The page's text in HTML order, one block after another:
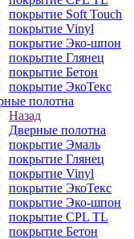
покрытие Soft Touch
покрытие Vinyl
покрытие Эко-шпон
покрытие Глянец
покрытие Бетон
покрытие ЭкоТекс
полотна
Назад
Дверные полотна
покрытие Эмаль
покрытие Глянец
покрытие Vinyl
покрытие ЭкоТекс
покрытие Эко-шпон
покрытие CPL TL
покрытие Бетон